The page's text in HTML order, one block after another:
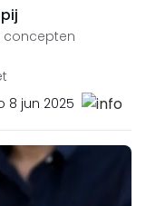
concepten
8 jun 2025